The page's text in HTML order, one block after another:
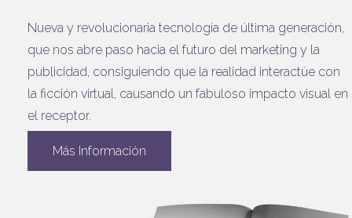
Nueva y revolucionaria tecnología de última generación,
que nos abre paso hacia el futuro del marketing y la
publicidad, consiguiendo que la realidad interactúe con
la ficción virtual, causando un fabuloso impacto visual en
el receptor.
Más Información